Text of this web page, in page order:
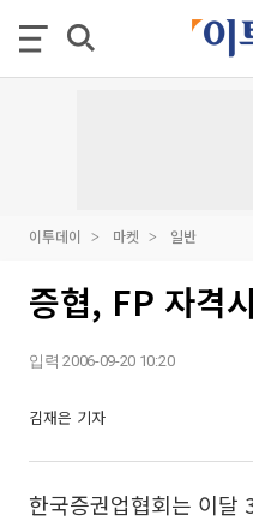
이투데이 마켓 일반
증협, FP 자격
입력 2006-09-20 10:20
김재은 기자
한국증권업협회는 이달